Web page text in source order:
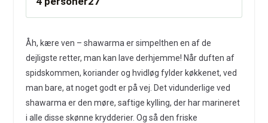
Åh, kære ven – shawarma er simpelthen en af de
dejligste retter, man kan lave derhjemme! Når duften af
spidskommen, koriander og hvidløg fylder køkkenet, ved
man bare, at noget godt er på vej. Det vidunderlige ved
shawarma er den møre, saftige kylling, der har marineret
i alle disse skønne krydderier. Og så den friske